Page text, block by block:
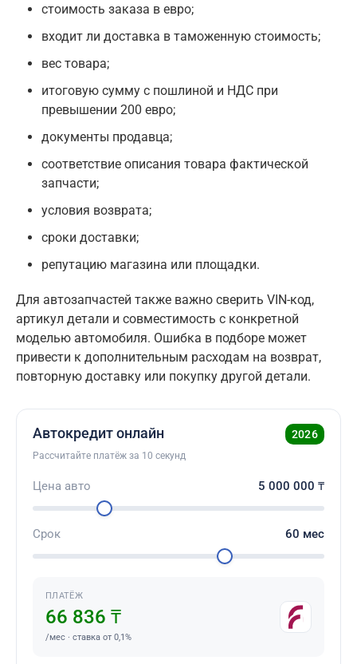
стоимость заказа в евро;
входит ли доставка в таможенную стоимость;
вес товара;
итоговую сумму с пошлиной и НДС при
превышении 200 евро;
документы продавца;
соответствие описания товара фактической
запчасти;
условия возврата;
сроки доставки;
репутацию магазина или площадки.
Для автозапчастей также важно сверить VIN-код,
артикул детали и совместимость с конкретной
моделью автомобиля. Ошибка в подборе может
привести к дополнительным расходам на возврат,
повторную доставку или покупку другой детали.
Автокредит онлайн 2026
Рассчитайте платёж за 10 секунд
Цена авто 5 000 000 ₸
Срок 60 мес
ПЛАТЁЖ
66 836 ₸
/мес · ставка от 0,1%